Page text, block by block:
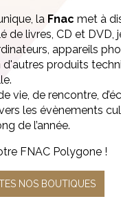
la Fnac met à
de livres, CD et DVD,
appareils
produits
vie, de rencontre,
les évènements
de l’année.
FNAC Polygone !
NOS BOUTIQUES